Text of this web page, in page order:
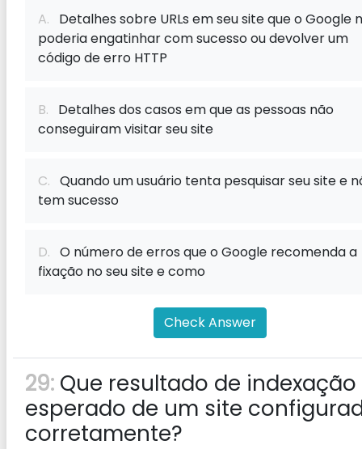
A. Detalhes sobre URLs em seu site que o Google
poderia engatinhar com sucesso ou devolver um
código de erro HTTP
B. Detalhes dos casos em que as pessoas não
conseguiram visitar seu site
C. Quando um usuário tenta pesquisar seu site e
tem sucesso
D. O número de erros que o Google recomenda a
fixação no seu site e como
Check Answer
29: Que resultado de indexação
esperado de um site
corretamente?